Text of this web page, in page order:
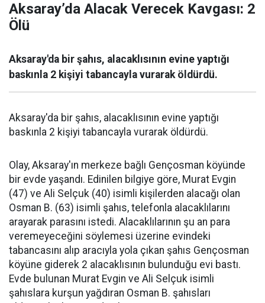
Aksaray’da Alacak Verecek Kavgası: 2
Ölü
Aksaray'da bir şahıs, alacaklısının evine yaptığı
baskınla 2 kişiyi tabancayla vurarak öldürdü.
Aksaray'da bir şahıs, alacaklısının evine yaptığı
baskınla 2 kişiyi tabancayla vurarak öldürdü.
Olay, Aksaray'ın merkeze bağlı Gençosman köyünde
bir evde yaşandı. Edinilen bilgiye göre, Murat Evgin
(47) ve Ali Selçuk (40) isimli kişilerden alacağı olan
Osman B. (63) isimli şahıs, telefonla alacaklılarını
arayarak parasını istedi. Alacaklılarının şu an para
veremeyeceğini söylemesi üzerine evindeki
tabancasını alıp aracıyla yola çıkan şahıs Gençosman
köyüne giderek 2 alacaklısının bulunduğu evi bastı.
Evde bulunan Murat Evgin ve Ali Selçuk isimli
şahıslara kurşun yağdıran Osman B. şahısları